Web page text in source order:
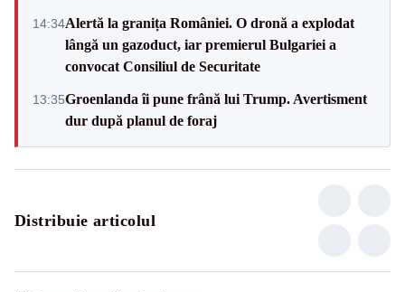
14:34Alertă la granița României. O dronă a explodat
lângă un gazoduct, iar premierul Bulgariei a
convocat Consiliul de Securitate
13:35Groenlanda îi pune frână lui Trump. Avertisment
dur după planul de foraj
Distribuie articolul